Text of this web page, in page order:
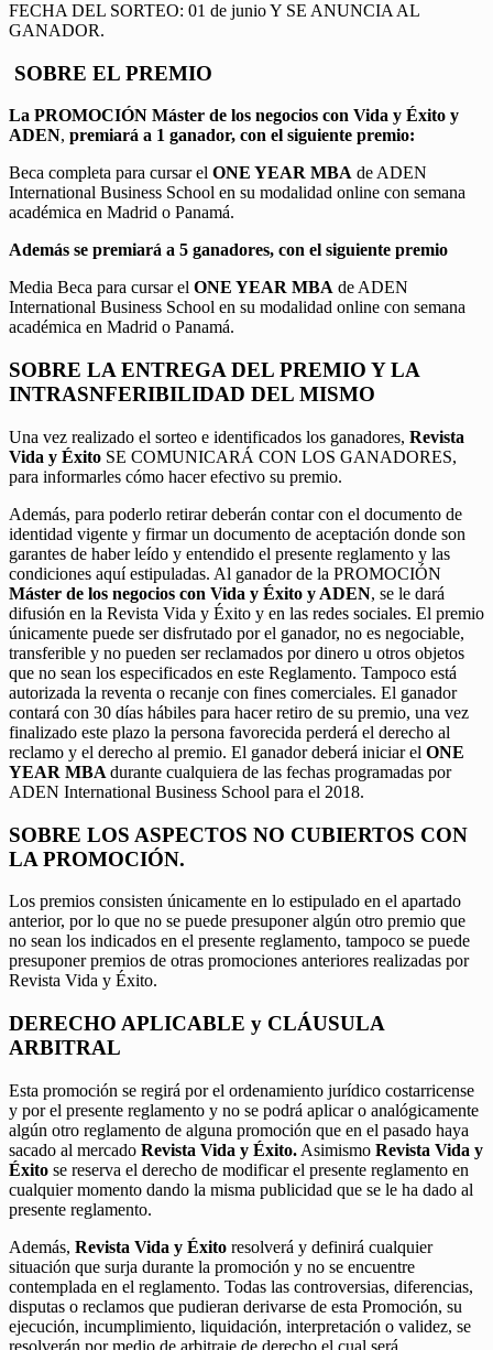
FECHA DEL SORTEO: 01 de junio Y SE ANUNCIA AL
GANADOR.
SOBRE EL PREMIO
La PROMOCIÓN Máster de los negocios con Vida y Éxito y
ADEN, premiará a 1 ganador, con el siguiente premio:
Beca completa para cursar el ONE YEAR MBA de ADEN
International Business School en su modalidad online con semana
académica en Madrid o Panamá.
Además se premiará a 5 ganadores, con el siguiente premio
Media Beca para cursar el ONE YEAR MBA de ADEN
International Business School en su modalidad online con semana
académica en Madrid o Panamá.
SOBRE LA ENTREGA DEL PREMIO Y LA
INTRASNFERIBILIDAD DEL MISMO
Una vez realizado el sorteo e identificados los ganadores, Revista
Vida y Éxito SE COMUNICARÁ CON LOS GANADORES,
para informarles cómo hacer efectivo su premio.
Además, para poderlo retirar deberán contar con el documento de
identidad vigente y firmar un documento de aceptación donde son
garantes de haber leído y entendido el presente reglamento y las
condiciones aquí estipuladas. Al ganador de la PROMOCIÓN
Máster de los negocios con Vida y Éxito y ADEN, se le dará
difusión en la Revista Vida y Éxito y en las redes sociales. El premio
únicamente puede ser disfrutado por el ganador, no es negociable,
transferible y no pueden ser reclamados por dinero u otros objetos
que no sean los especificados en este Reglamento. Tampoco está
autorizada la reventa o recanje con fines comerciales. El ganador
contará con 30 días hábiles para hacer retiro de su premio, una vez
finalizado este plazo la persona favorecida perderá el derecho al
reclamo y el derecho al premio. El ganador deberá iniciar el ONE
YEAR MBA durante cualquiera de las fechas programadas por
ADEN International Business School para el 2018.
SOBRE LOS ASPECTOS NO CUBIERTOS CON
LA PROMOCIÓN.
Los premios consisten únicamente en lo estipulado en el apartado
anterior, por lo que no se puede presuponer algún otro premio que
no sean los indicados en el presente reglamento, tampoco se puede
presuponer premios de otras promociones anteriores realizadas por
Revista Vida y Éxito.
DERECHO APLICABLE y CLÁUSULA
ARBITRAL
Esta promoción se regirá por el ordenamiento jurídico costarricense
y por el presente reglamento y no se podrá aplicar o analógicamente
algún otro reglamento de alguna promoción que en el pasado haya
sacado al mercado Revista Vida y Éxito. Asimismo Revista Vida y
Éxito se reserva el derecho de modificar el presente reglamento en
cualquier momento dando la misma publicidad que se le ha dado al
presente reglamento.
Además, Revista Vida y Éxito resolverá y definirá cualquier
situación que surja durante la promoción y no se encuentre
contemplada en el reglamento. Todas las controversias, diferencias,
disputas o reclamos que pudieran derivarse de esta Promoción, su
ejecución, incumplimiento, liquidación, interpretación o validez, se
resolverán por medio de arbitraje de derecho el cual será